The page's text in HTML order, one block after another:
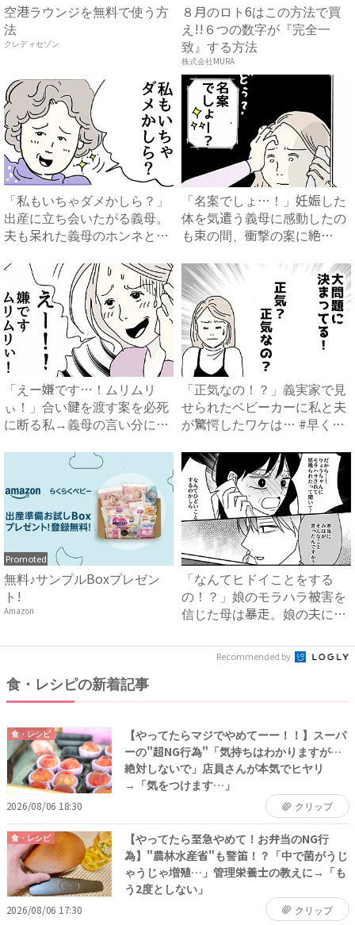
空港ラウンジを無料で使う方
法
クレディセゾン
８月のロト6はこの方法で買
え!!６つの数字が『完全一
致』する方法
株式会社MURA
「私もいちゃダメかしら？」
出産に立ち会いたがる義母。
夫も呆れた義母のホンネと
「名案でしょ…！」妊娠した
体を気遣う義母に感動したの
も束の間、衝撃の案に絶
「えー嫌です…！ムリムリ
ぃ！」合い鍵を渡す案を必死
に断る私→義母の言い分にあ
「正気なの！？」義実家で見
せられたベビーカーに私と夫
が驚愕したワケは… #早く
Promoted
無料♪サンプルBoxプレゼン
ト!
Amazon
「なんてヒドイことをする
の！？」娘のモラハラ被害を
信じた母は暴走。娘の夫に電
Recommended by
食・レシピの新着記事
食・レシピ
【やってたらマジでやめてーー！！】スーパ
ーの"超NG行為"「気持ちはわかりますが…
絶対しないで」店員さんが本気でヒヤリ
→「気をつけます…」
2026/08/06 18:30 クリップ
食・レシピ
【やってたら至急やめて！お弁当のNG行
為】"農林水産省"も警笛！？「中で菌がうじ
ゃうじゃ増殖…」管理栄養士の教えに→「も
う2度としない」
2026/08/06 17:30 クリップ